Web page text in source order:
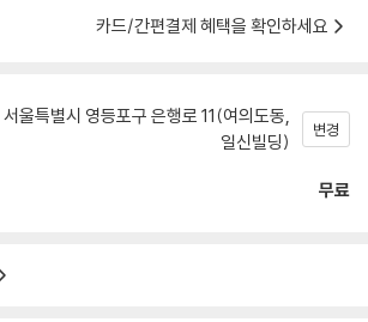
카드/간편결제 혜택을 확인하세요
서울특별시 영등포구 은행로 11(여의도동,
일신빌딩)
변경
무료